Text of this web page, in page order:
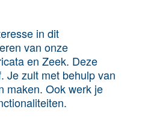
in dit
van onze
en Zeek. Deze
Je zult met behulp van
maken. Ook werk je